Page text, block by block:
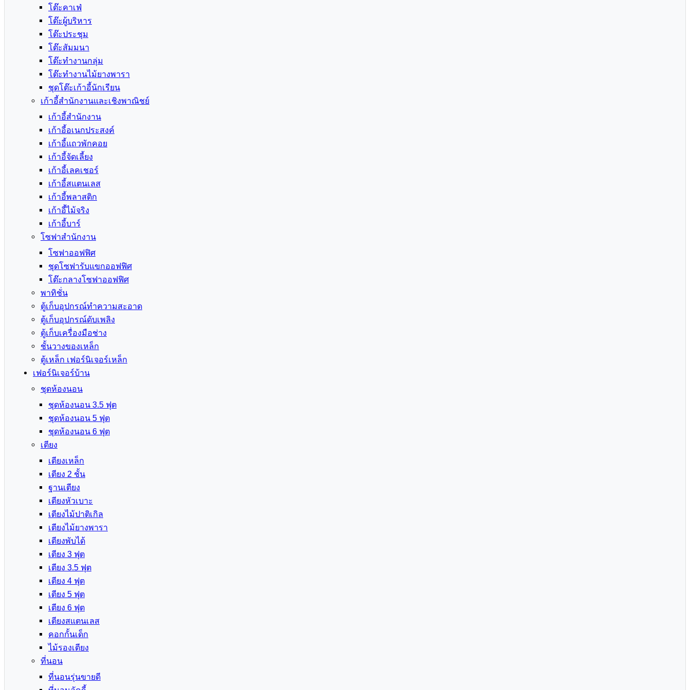
โต๊ะคาเฟ่
โต๊ะผู้บริหาร
โต๊ะประชุม
โต๊ะสัมมนา
โต๊ะทำงานกลุ่ม
โต๊ะทำงานไม้ยางพารา
ชุดโต๊ะเก้าอี้นักเรียน
เก้าอี้สำนักงานและเชิงพาณิชย์
เก้าอี้สำนักงาน
เก้าอี้อเนกประสงค์
เก้าอี้แถวพักคอย
เก้าอี้จัดเลี้ยง
เก้าอี้เลคเชอร์
เก้าอี้สแตนเลส
เก้าอี้พลาสติก
เก้าอี้ไม้จริง
เก้าอี้บาร์
โซฟาสำนักงาน
โซฟาออฟฟิศ
ชุดโซฟารับแขกออฟฟิศ
โต๊ะกลางโซฟาออฟฟิศ
พาทิชั่น
ตู้เก็บอุปกรณ์ทำความสะอาด
ตู้เก็บอุปกรณ์ดับเพลิง
ตู้เก็บเครื่องมือช่าง
ชั้นวางของเหล็ก
ตู้เหล็ก เฟอร์นิเจอร์เหล็ก
เฟอร์นิเจอร์บ้าน
ชุดห้องนอน
ชุดห้องนอน 3.5 ฟุต
ชุดห้องนอน 5 ฟุต
ชุดห้องนอน 6 ฟุต
เตียง
เตียงเหล็ก
เตียง 2 ชั้น
ฐานเตียง
เตียงหัวเบาะ
เตียงไม้ปาติเกิล
เตียงไม้ยางพารา
เตียงพับได้
เตียง 3 ฟุต
เตียง 3.5 ฟุต
เตียง 4 ฟุต
เตียง 5 ฟุต
เตียง 6 ฟุต
เตียงสแตนเลส
คอกกั้นเด็ก
ไม้รองเตียง
ที่นอน
ที่นอนรุ่นขายดี